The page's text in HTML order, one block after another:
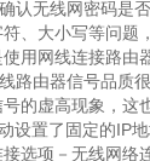
认无线网密码
、大小写等问题
用网线连接路
由器信号品质
的虚高现象，
置了固定的IP
选项－无线网络